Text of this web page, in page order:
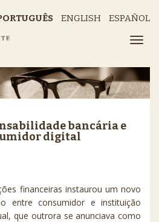
ENGLISH ESPAÑOL
bancária e
digital
financeiras instaurou um novo
entre consumidor e instituição
que outrora se anunciava como